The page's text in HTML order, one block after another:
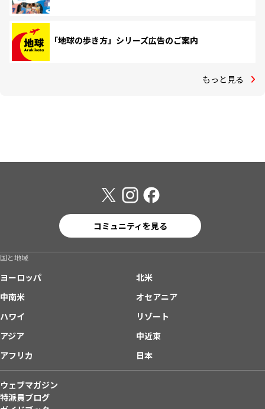
「地球の歩き方」シリーズ広告のご案内
もっと見る
コミュニティを見る
国と地域
ヨーロッパ
北米
中南米
オセアニア
ハワイ
リゾート
アジア
中近東
アフリカ
日本
ウェブマガジン
特派員ブログ